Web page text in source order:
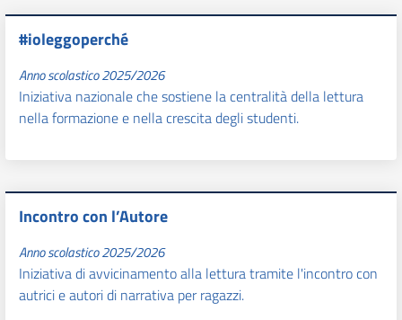
#ioleggoperché
Anno scolastico 2025/2026
Iniziativa nazionale che sostiene la centralità della lettura
nella formazione e nella crescita degli studenti.
Incontro con l’Autore
Anno scolastico 2025/2026
Iniziativa di avvicinamento alla lettura tramite l'incontro con
autrici e autori di narrativa per ragazzi.